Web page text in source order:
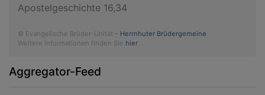
Apostelgeschichte 16,34
© Evangelische Brüder-Unität – Herrnhuter Brüdergemeine
Weitere Informationen finden Sie hier .
Aggregator-Feed